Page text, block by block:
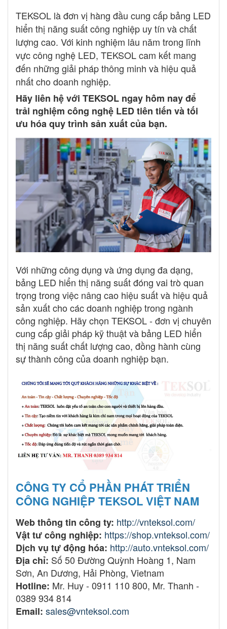
TEKSOL là đơn vị hàng đầu cung cấp bảng LED
hiển thị năng suất công nghiệp uy tín và chất
lượng cao. Với kinh nghiệm lâu năm trong lĩnh
vực công nghệ LED, TEKSOL cam kết mang
đến những giải pháp thông minh và hiệu quả
nhất cho doanh nghiệp.
Hãy liên hệ với TEKSOL ngay hôm nay để
trải nghiệm công nghệ LED tiên tiến và tối
ưu hóa quy trình sản xuất của bạn.
Với những công dụng và ứng dụng đa dạng,
bảng LED hiển thị năng suất đóng vai trò quan
trọng trong việc nâng cao hiệu suất và hiệu quả
sản xuất cho các doanh nghiệp trong ngành
công nghiệp. Hãy chọn TEKSOL - đơn vị chuyên
cung cấp giải pháp kỹ thuật và bảng LED hiển
thị năng suất chất lượng cao, đồng hành cùng
sự thành công của doanh nghiệp bạn.
CÔNG TY CỔ PHẦN PHÁT TRIỂN
CÔNG NGHIỆP TEKSOL VIỆT NAM
Web thông tin công ty: http://vnteksol.com/
Vật tư công nghiệp: https://shop.vnteksol.com/
Dịch vụ tự động hóa: http://auto.vnteksol.com/
Địa chỉ: Số 50 Đường Quỳnh Hoàng 1, Nam
Sơn, An Dương, Hải Phòng, Vietnam
Hotline: Mr. Huy - 0911 110 800, Mr. Thanh -
0389 934 814
Email: sales@vnteksol.com